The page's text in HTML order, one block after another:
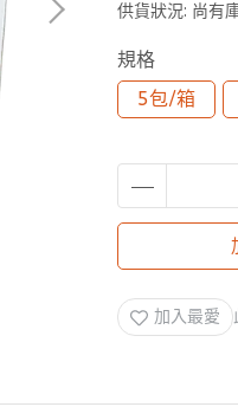
供貨狀況: 尚有
規格
5包/箱
加入最愛